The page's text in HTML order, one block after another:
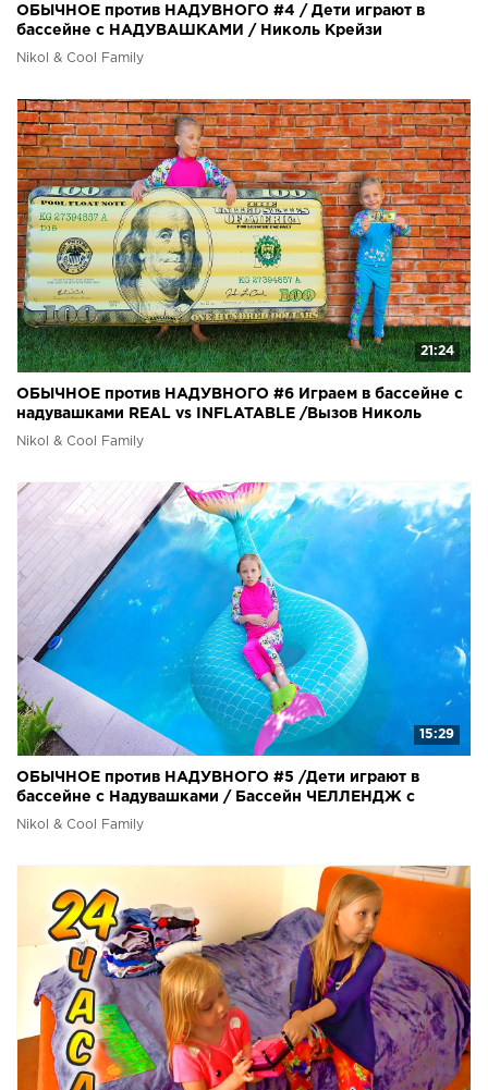
ОБЫЧНОЕ против НАДУВНОГО #4 / Дети играют в
бассейне с НАДУВАШКАМИ / Николь Крейзи
Nikol & Cool Family
21:24
ОБЫЧНОЕ против НАДУВНОГО #6 Играем в бассейне с
надувашками REAL vs INFLATABLE /Вызов Николь
крейзи
Nikol & Cool Family
15:29
ОБЫЧНОЕ против НАДУВНОГО #5 /Дети играют в
бассейне с Надувашками / Бассейн ЧЕЛЛЕНДЖ с
Николь Крейзи
Nikol & Cool Family